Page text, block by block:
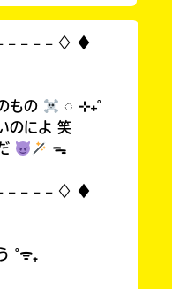
𓐄 𓐄 𓐄 𓐄 ♢ ♦︎
もの
◌ ⊹₊˚
のによ 笑
ᯓ
𓐄 𓐄 𓐄 𓐄 ♢ ♦︎
˚ᯤ₊